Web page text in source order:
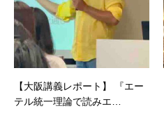
【大阪講義レポート】 『エー
テル統一理論で読みエ…